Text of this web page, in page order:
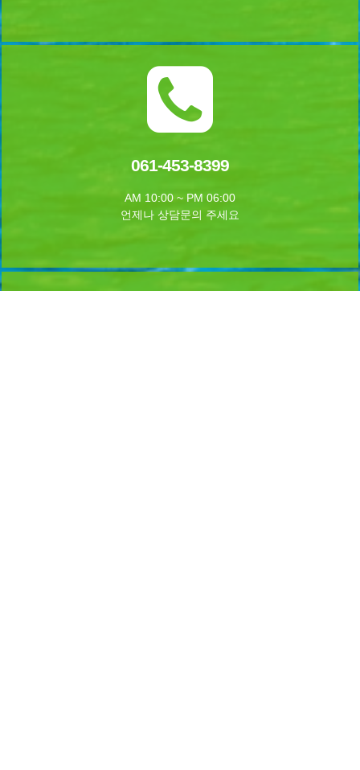
061-453-8399
AM 10:00 ~ PM 06:00
언제나 상담문의 주세요